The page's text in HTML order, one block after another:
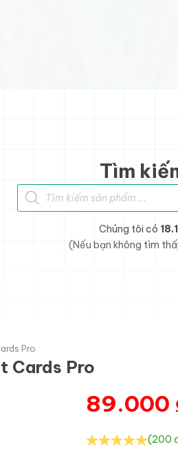
Tìm
Tìm kiếm sản phẩm
Chúng tôi có
(Nếu bạn không tìm
Pro
Cards Pro
89.000
(200